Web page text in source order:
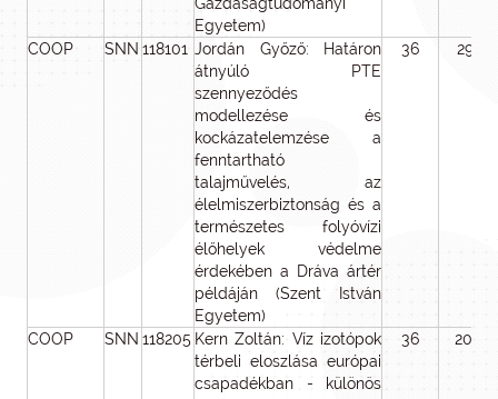
Egyetem)
COOP SNN 118101 Jordán Győző: Határon
átnyúló PTE
szennyeződés
modellezése és
kockázatelemzése a
fenntartható
talajművelés, az
élelmiszerbiztonság és a
természetes folyóvízi
élőhelyek védelme
érdekében a Dráva ártér
példáján (Szent István
Egyetem)
36 29
COOP SNN 118205 Kern Zoltán: Víz izotópok
térbeli eloszlása európai
csapadékban - különös
36 20